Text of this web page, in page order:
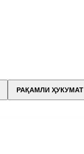
РАҚАМЛИ ҲУКУМАТ